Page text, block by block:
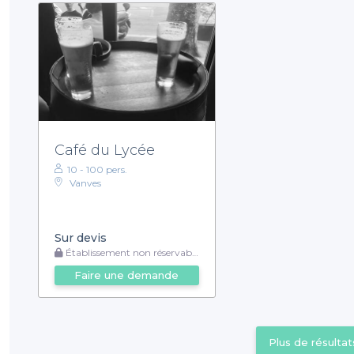
Café du Lycée
10 - 100 pers.
Vanves
Sur devis
Établissement non réservable
Faire une demande
Plus de